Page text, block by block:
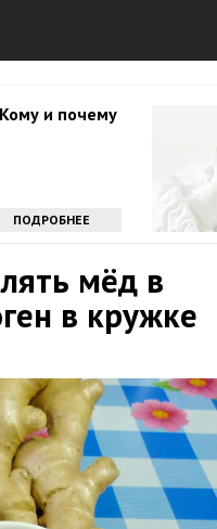
и почему
ПОДРОБНЕЕ
мёд в
в кружке